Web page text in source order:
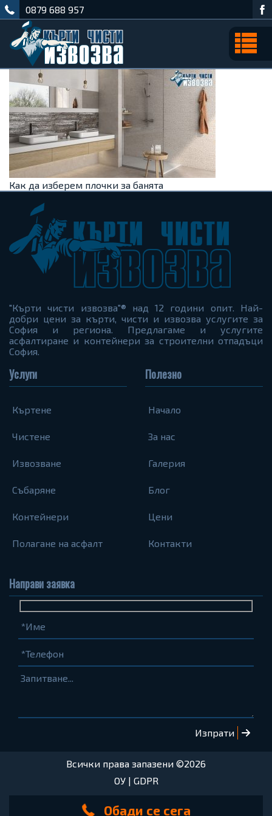
0879 688 957
Как да изберем плочки за банята
"Кърти чисти извозва"® над 12 години опит. Най-
добри цени за кърти, чисти и извозва услугите за
София и региона. Предлагаме и услугите
асфалтиране и контейнери за строителни отпадъци
София.
Услуги
Къртене
Чистене
Извозване
Събаряне
Контейнери
Полагане на асфалт
Полезно
Начало
За нас
Галерия
Блог
Цени
Контакти
Направи заявка
Име
(задължително)
Телефон
(задължително)
Запитване...
Всички права запазени ©2026
ОУ| GDPR
Обади се сега